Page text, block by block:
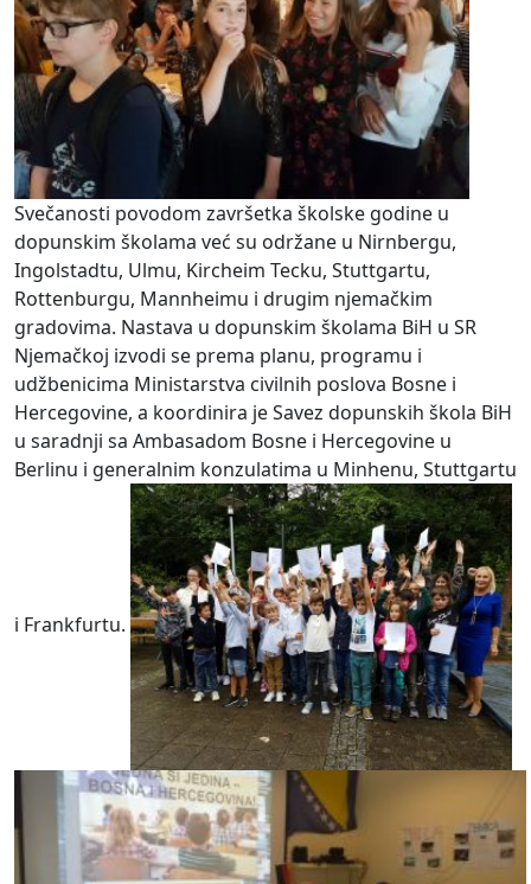
Svečanosti povodom završetka školske godine u
dopunskim školama već su održane u Nirnbergu,
Ingolstadtu, Ulmu, Kircheim Tecku, Stuttgartu,
Rottenburgu, Mannheimu i drugim njemačkim
gradovima. Nastava u dopunskim školama BiH u SR
Njemačkoj izvodi se prema planu, programu i
udžbenicima Ministarstva civilnih poslova Bosne i
Hercegovine, a koordinira je Savez dopunskih škola BiH
u saradnji sa Ambasadom Bosne i Hercegovine u
Berlinu i generalnim konzulatima u Minhenu, Stuttgartu
i Frankfurtu.